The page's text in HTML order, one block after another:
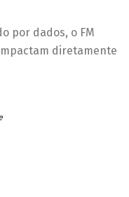
por dados, o FM
diretamente